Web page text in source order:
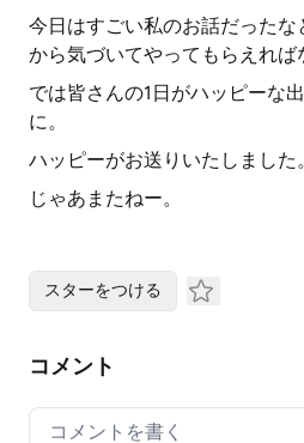
今日はすごい私のお話だったな
から気づいてやってもらえれば
では皆さんの1日がハッピーな
に。
ハッピーがお送りいたしました。
じゃあまたねー。
スターをつける
コメント
Your comment